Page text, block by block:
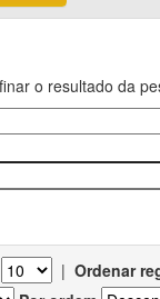
o resultado da
| Ordenar